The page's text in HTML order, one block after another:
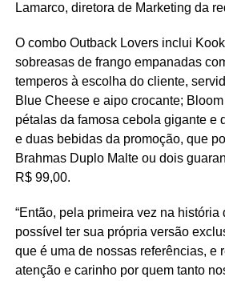
Lamarco, diretora de Marketing da
O combo Outback Lovers inclui
sobreasas de frango empanadas
temperos à escolha do cliente,
Blue Cheese e aipo crocante;
pétalas da famosa cebola gigante e
e duas bebidas da promoção, que
Brahmas Duplo Malte ou dois
R$ 99,00.
“Então, pela primeira vez na história
possível ter sua própria versão
que é uma de nossas referências, e
atenção e carinho por quem tanto